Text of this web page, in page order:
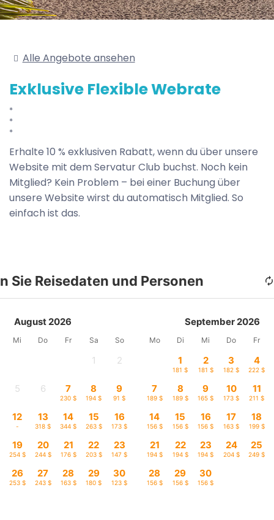
Alle Angebote ansehen
Exklusive Flexible Webrate
Erhalte 10 % exklusiven Rabatt, wenn du über unsere
Website mit dem Servatur Club buchst. Noch kein
Mitglied? Kein Problem – bei einer Buchung über
unsere Website wirst du automatisch Mitglied. So
einfach ist das.
Sie Reisedaten und Personen
August 2026
Mi Do Fr Sa So
1 2
5 6 7
230 $
8
194 $
9
91 $
12
-
13
318 $
14
344 $
15
263 $
16
173 $
19
254 $
20
244 $
21
176 $
22
203 $
23
147 $
26
253 $
27
243 $
28
163 $
29
180 $
30
123 $
September 2026
Mo Di Mi Do Fr
1
181 $
2
181 $
3
182 $
4
222 $
7
189 $
8
189 $
9
165 $
10
173 $
11
211 $
14
156 $
15
156 $
16
156 $
17
163 $
18
199 $
21
194 $
22
194 $
23
194 $
24
204 $
25
249 $
28
156 $
29
156 $
30
156 $